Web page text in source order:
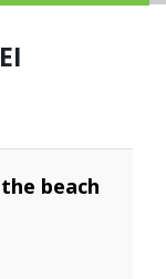
beach